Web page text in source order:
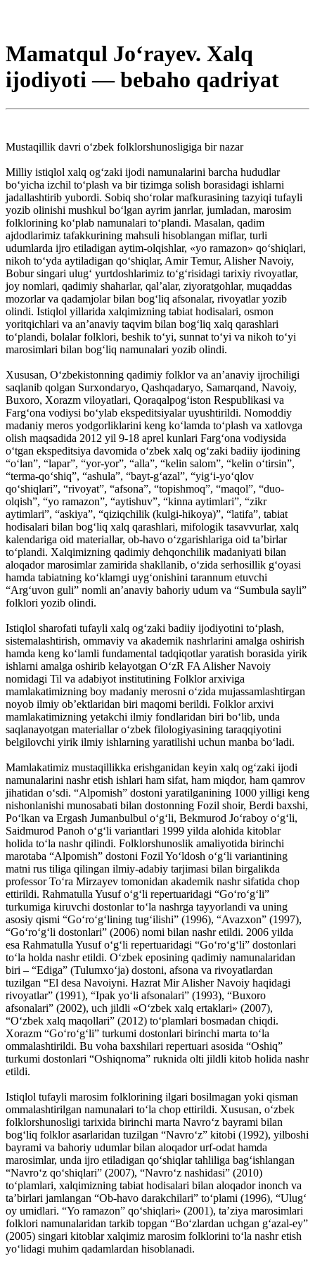
Mamatqul Jo‘rayev. Xalq
ijodiyoti — bebaho qadriyat
Mustaqillik davri o‘zbek folklorshunosligiga bir nazar
Milliy istiqlol xalq og‘zaki ijodi namunalarini barcha hududlar
bo‘yicha izchil to‘plash va bir tizimga solish borasidagi ishlarni
jadallashtirib yubordi. Sobiq sho‘rolar mafkurasining tazyiqi tufayli
yozib olinishi mushkul bo‘lgan ayrim janrlar, jumladan, marosim
folklorining ko‘plab namunalari to‘plandi. Masalan, qadim
ajdodlarimiz tafakkurining mahsuli hisoblangan miflar, turli
udumlarda ijro etiladigan aytim-olqishlar, «yo ramazon» qo‘shiqlari,
nikoh to‘yda aytiladigan qo‘shiqlar, Amir Temur, Alisher Navoiy,
Bobur singari ulug‘ yurtdoshlarimiz to‘g‘risidagi tarixiy rivoyatlar,
joy nomlari, qadimiy shaharlar, qal’alar, ziyoratgohlar, muqaddas
mozorlar va qadamjolar bilan bog‘liq afsonalar, rivoyatlar yozib
olindi. Istiqlol yillarida xalqimizning tabiat hodisalari, osmon
yoritqichlari va an’anaviy taqvim bilan bog‘liq xalq qarashlari
to‘plandi, bolalar folklori, beshik to‘yi, sunnat to‘yi va nikoh to‘yi
marosimlari bilan bog‘liq namunalari yozib olindi.
Xususan, O‘zbekistonning qadimiy folklor va an’anaviy ijrochiligi
saqlanib qolgan Surxondaryo, Qashqadaryo, Samarqand, Navoiy,
Buxoro, Xorazm viloyatlari, Qoraqalpog‘iston Respublikasi va
Farg‘ona vodiysi bo‘ylab ekspeditsiyalar uyushtirildi. Nomoddiy
madaniy meros yodgorliklarini keng ko‘lamda to‘plash va xatlovga
olish maqsadida 2012 yil 9-18 aprel kunlari Farg‘ona vodiysida
o‘tgan ekspeditsiya davomida o‘zbek xalq og‘zaki badiiy ijodining
“o‘lan”, “lapar”, “yor-yor”, “alla”, “kelin salom”, “kelin o‘tirsin”,
“terma-qo‘shiq”, “ashula”, “bayt-g‘azal”, “yig‘i-yo‘qlov
qo‘shiqlari”, “rivoyat”, “afsona”, “topishmoq”, “maqol”, “duo-
olqish”, “yo ramazon”, “aytishuv”, “kinna aytimlari”, “zikr
aytimlari”, “askiya”, “qiziqchilik (kulgi-hikoya)”, “latifa”, tabiat
hodisalari bilan bog‘liq xalq qarashlari, mifologik tasavvurlar, xalq
kalendariga oid materiallar, ob-havo o‘zgarishlariga oid ta’birlar
to‘plandi. Xalqimizning qadimiy dehqonchilik madaniyati bilan
aloqador marosimlar zamirida shakllanib, o‘zida serhosillik g‘oyasi
hamda tabiatning ko‘klamgi uyg‘onishini tarannum etuvchi
“Arg‘uvon guli” nomli an’anaviy bahoriy udum va “Sumbula sayli”
folklori yozib olindi.
Istiqlol sharofati tufayli xalq og‘zaki badiiy ijodiyotini to‘plash,
sistemalashtirish, ommaviy va akademik nashrlarini amalga oshirish
hamda keng ko‘lamli fundamental tadqiqotlar yaratish borasida yirik
ishlarni amalga oshirib kelayotgan O‘zR FA Alisher Navoiy
nomidagi Til va adabiyot institutining Folklor arxiviga
mamlakatimizning boy madaniy merosni o‘zida mujassamlashtirgan
noyob ilmiy ob’ektlaridan biri maqomi berildi. Folklor arxivi
mamlakatimizning yetakchi ilmiy fondlaridan biri bo‘lib, unda
saqlanayotgan materiallar o‘zbek filologiyasining taraqqiyotini
belgilovchi yirik ilmiy ishlarning yaratilishi uchun manba bo‘ladi.
Mamlakatimiz mustaqillikka erishganidan keyin xalq og‘zaki ijodi
namunalarini nashr etish ishlari ham sifat, ham miqdor, ham qamrov
jihatidan o‘sdi. “Alpomish” dostoni yaratilganining 1000 yilligi keng
nishonlanishi munosabati bilan dostonning Fozil shoir, Berdi baxshi,
Po‘lkan va Ergash Jumanbulbul o‘g‘li, Bekmurod Jo‘raboy o‘g‘li,
Saidmurod Panoh o‘g‘li variantlari 1999 yilda alohida kitoblar
holida to‘la nashr qilindi. Folklorshunoslik amaliyotida birinchi
marotaba “Alpomish” dostoni Fozil Yo‘ldosh o‘g‘li variantining
matni rus tiliga qilingan ilmiy-adabiy tarjimasi bilan birgalikda
professor To‘ra Mirzayev tomonidan akademik nashr sifatida chop
ettirildi. Rahmatulla Yusuf o‘g‘li repertuaridagi “Go‘ro‘g‘li”
turkumiga kiruvchi dostonlar to‘la nashrga tayyorlandi va uning
asosiy qismi “Go‘ro‘g‘lining tug‘ilishi” (1996), “Avazxon” (1997),
“Go‘ro‘g‘li dostonlari” (2006) nomi bilan nashr etildi. 2006 yilda
esa Rahmatulla Yusuf o‘g‘li repertuaridagi “Go‘ro‘g‘li” dostonlari
to‘la holda nashr etildi. O‘zbek eposining qadimiy namunalaridan
biri – “Ediga” (Tulumxo‘ja) dostoni, afsona va rivoyatlardan
tuzilgan “El desa Navoiyni. Hazrat Mir Alisher Navoiy haqidagi
rivoyatlar” (1991), “Ipak yo‘li afsonalari” (1993), “Buxoro
afsonalari” (2002), uch jildli «O‘zbek xalq ertaklari» (2007),
“O‘zbek xalq maqollari” (2012) to‘plamlari bosmadan chiqdi.
Xorazm “Go‘ro‘g‘li” turkumi dostonlari birinchi marta to‘la
ommalashtirildi. Bu voha baxshilari repertuari asosida “Oshiq”
turkumi dostonlari “Oshiqnoma” ruknida olti jildli kitob holida nashr
etildi.
Istiqlol tufayli marosim folklorining ilgari bosilmagan yoki qisman
ommalashtirilgan namunalari to‘la chop ettirildi. Xususan, o‘zbek
folklorshunosligi tarixida birinchi marta Navro‘z bayrami bilan
bog‘liq folklor asarlaridan tuzilgan “Navro‘z” kitobi (1992), yilboshi
bayrami va bahoriy udumlar bilan aloqador urf-odat hamda
marosimlar, unda ijro etiladigan qo‘shiqlar tahliliga bag‘ishlangan
“Navro‘z qo‘shiqlari” (2007), “Navro‘z nashidasi” (2010)
to‘plamlari, xalqimizning tabiat hodisalari bilan aloqador inonch va
ta’birlari jamlangan “Ob-havo darakchilari” to‘plami (1996), “Ulug‘
oy umidlari. “Yo ramazon” qo‘shiqlari» (2001), ta’ziya marosimlari
folklori namunalaridan tarkib topgan “Bo‘zlardan uchgan g‘azal-ey”
(2005) singari kitoblar xalqimiz marosim folklorini to‘la nashr etish
yo‘lidagi muhim qadamlardan hisoblanadi.